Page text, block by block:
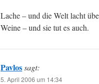
Lache – und die Welt lacht
Weine – und sie tut es auch.
Pavlossagt:
5. April 2006 um 14:34